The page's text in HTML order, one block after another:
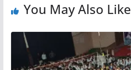
You May Also Like